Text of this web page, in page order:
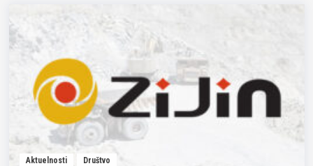
Nemačkoj!
Aktuelnosti Društvo